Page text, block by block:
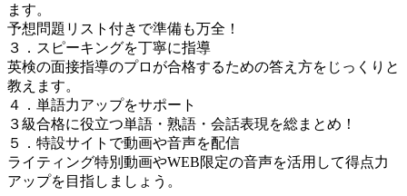
ます。
予想問題リスト付きで準備も万全！
３．スピーキングを丁寧に指導
英検の面接指導のプロが合格するための答え方をじっくりと
教えます。
４．単語力アップをサポート
３級合格に役立つ単語・熟語・会話表現を総まとめ！
５．特設サイトで動画や音声を配信
ライティング特別動画やWEB限定の音声を活用して得点力
アップを目指しましょう。